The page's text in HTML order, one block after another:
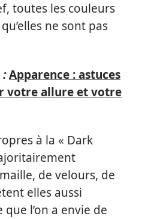
toutes les couleurs
ne sont pas
Apparence : astuces
votre allure et votre
à la « Dark
de velours, de
elles aussi
l’on a envie de